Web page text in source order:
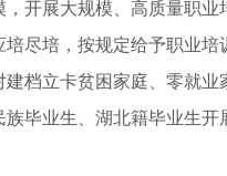
开展大规模、高质量职业
尽培，按规定给予职业培
档立卡贫困家庭、零就业
毕业生、湖北籍毕业生开